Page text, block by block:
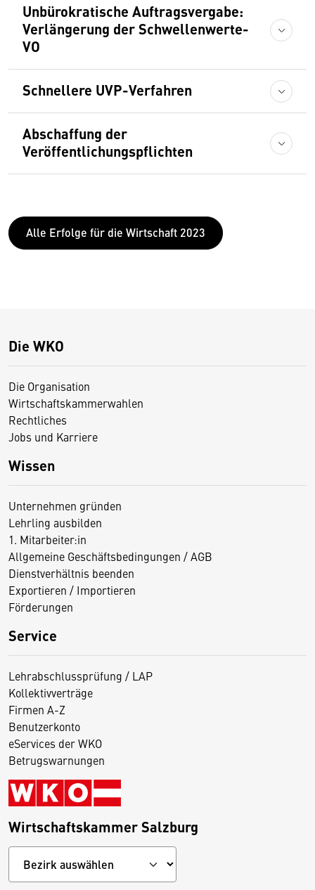
Unbürokratische Auftragsvergabe:
Verlängerung der Schwellenwerte-
VO
Schnellere UVP-Verfahren
Abschaffung der
Veröffentlichungspflichten
Alle Erfolge für die Wirtschaft 2023
Die WKO
Die Organisation
Wirtschaftskammerwahlen
Rechtliches
Jobs und Karriere
Wissen
Unternehmen gründen
Lehrling ausbilden
1. Mitarbeiter:in
Allgemeine Geschäftsbedingungen / AGB
Dienstverhältnis beenden
Exportieren / Importieren
Förderungen
Service
Lehrabschlussprüfung / LAP
Kollektivverträge
Firmen A-Z
Benutzerkonto
eServices der WKO
Betrugswarnungen
Wirtschaftskammer Salzburg